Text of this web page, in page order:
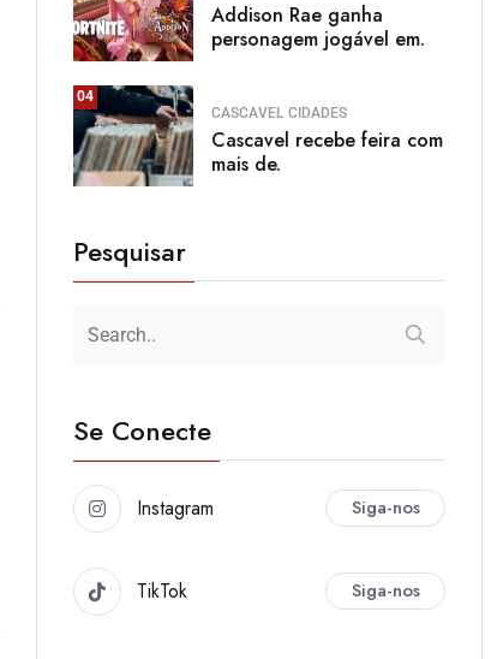
Addison Rae ganha
personagem jogável em.
04
CASCAVEL CIDADES
Cascavel recebe feira com
mais de.
Pesquisar
Se Conecte
Instagram Siga-nos
TikTok Siga-nos